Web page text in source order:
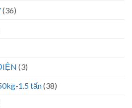
(36)
(3)
1.5 tấn(38)